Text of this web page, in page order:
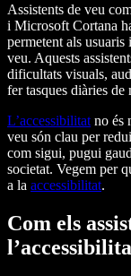
Assistents de veu
i Microsoft Cortana
permetent als
veu. Aquests
dificultats visuals,
fer tasques diàries de
L’accessibilitat no és
veu són clau per
com sigui, pugui
societat. Vegem per
a la accessibilitat.
Com els